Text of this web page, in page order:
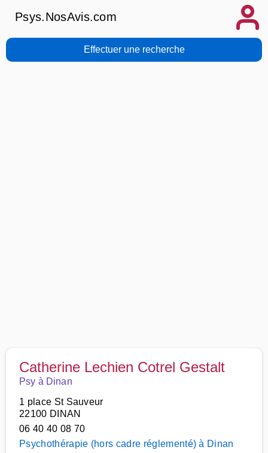
Psys.NosAvis.com
Effectuer une recherche
Catherine Lechien Cotrel Gestalt
Psy à Dinan
1 place St Sauveur
22100 DINAN
06 40 40 08 70
Psychothérapie (hors cadre réglementé) à Dinan